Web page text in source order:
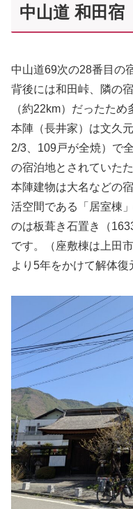
中山道 和田宿
中山道69次の28番目の
背後には和田峠、隣の
（約22km）だったため
本陣（長井家）は文久
2/3、109戸が全焼）で
の宿泊地とされていた
本陣建物は大名などの
活空間である「居室棟
のは板葺き石置き（
です。（座敷棟は上田
より5年をかけて解体復